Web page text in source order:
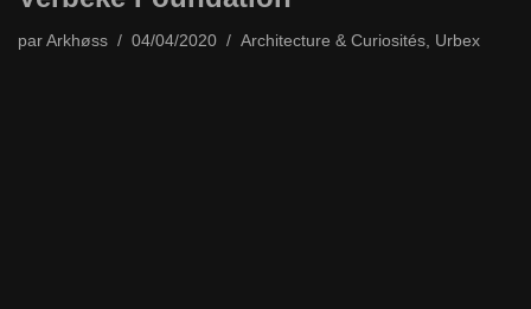
par Arkhøss 04/04/2020 Architecture & Curiosités, Urbex